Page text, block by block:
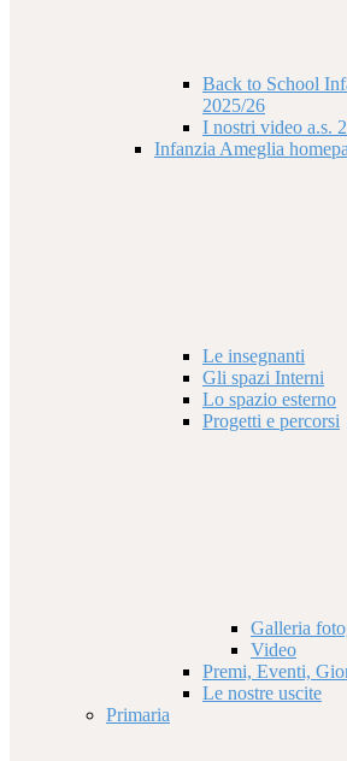
Back to School
2025/26
I nostri video a.s.
Infanzia Ameglia
Le insegnanti
Gli spazi Interni
Lo spazio esterno
Progetti e percorsi
Galleria
Video
Premi, Eventi,
Le nostre uscite
Primaria